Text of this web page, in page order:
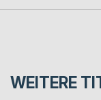
WEITERE